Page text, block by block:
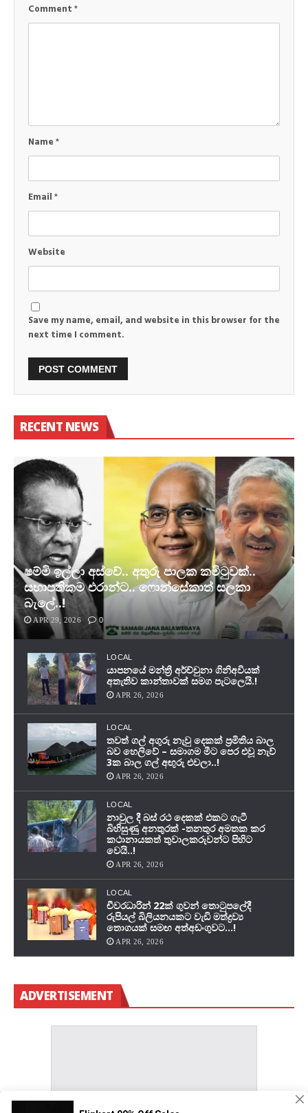
Comment*
Name*
Email*
Website
Save my name, email, and website in this browser for the
next time I comment.
RECENT NEWS
ෂම්මි ඉල්ලා අස්වේ.. අතුරු පාලක කමිටුවක්..
සභාපතිකම එරාන්ට.. ෆොන්සේකාත් සලකා
බැලේ..!
APR 29, 2026 0
LOCAL
යාපනයේ මන්ත්‍රී අර්ච්චුනා ගිනිඅවියක්
අතැතිව කාන්තාවක් සමග පැටලෙයි.!
APR 26, 2026
LOCAL
තවත් ගල් අගුරු නැවු දෙකක් ප‍්‍රමිතිය බාල
බව හෙලිවේ – සමාගම මීට පෙර එවූ නැව්
3ක බාල ගල් අඟුරු එවලා..!
APR 26, 2026
LOCAL
නාවුල දී බස් රථ දෙකක් එකට ගැටී
බිහිසුණු අනතුරක් -තනතුර අමතක කර
කථානායකත් තුවාලකරුවන්ට පිහිට
වෙයි..!
APR 26, 2026
LOCAL
චීවරධාරින් 22ක් ගුවන් තොටුපලේදී
රුපියල් බිලියනයකට වැඩි මත්ද්‍රව්‍ය
තොගයක් සමඟ අත්අඩංගුවට…!
APR 26, 2026
ADVERTISEMENT